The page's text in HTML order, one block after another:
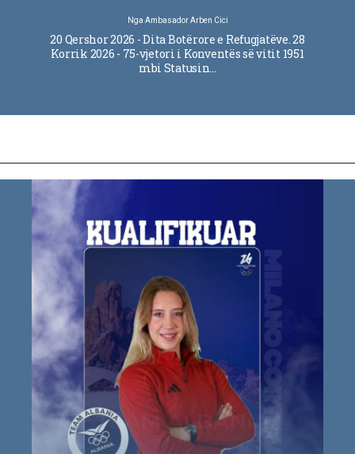
Nga Ambasador Arben Cici
20 Qershor 2026 - Dita Botërore e Refugjatëve. 28
Korrik 2026 - 75-vjetori i Konventës së vitit 1951
mbi Statusin…